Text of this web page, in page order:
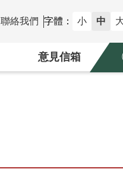
聯絡我們 字體： 小 中
意見信箱